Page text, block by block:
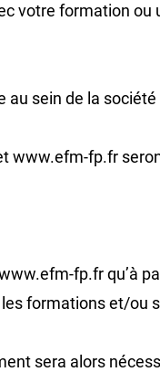
votre formation ou
sein de la société
www.efm-fp.fr
fp.fr qu’à
formations et/ou
sera alors